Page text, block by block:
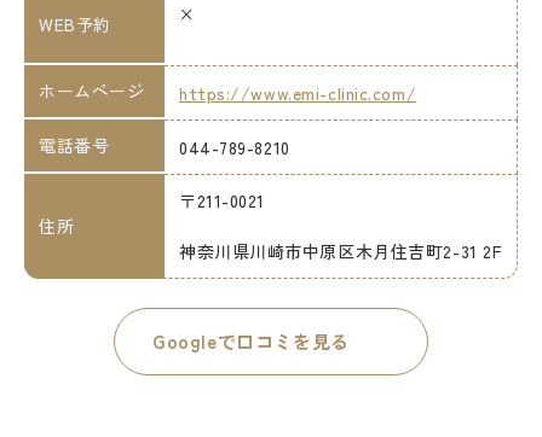
WEB予約 ×
ホームページ https://www.emi-clinic.com/
電話番号 044-789-8210
住所
〒211-0021
神奈川県川崎市中原区木月住吉町2-31 2F
Googleで口コミを見る